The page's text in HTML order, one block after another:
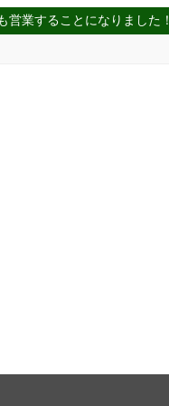
営業することになりました！